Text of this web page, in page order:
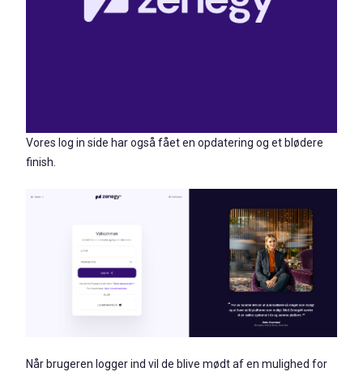
Vores log in side har også fået en opdatering og et blødere
finish.
Når brugeren logger ind vil de blive mødt af en mulighed for